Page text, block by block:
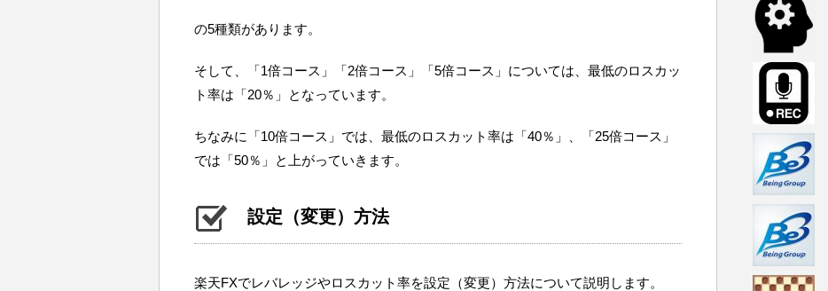
の5種類があります。
そして、「1倍コース」「2倍コース」「5倍コース」については、最低のロスカッ
ト率は「20％」となっています。
ちなみに「10倍コース」では、最低のロスカット率は「40％」、「25倍コース」
では「50％」と上がっていきます。
設定（変更）方法
楽天FXでレバレッジやロスカット率を設定（変更）方法について説明します。